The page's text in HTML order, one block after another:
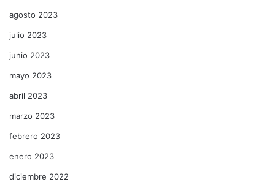
agosto 2023
julio 2023
junio 2023
mayo 2023
abril 2023
marzo 2023
febrero 2023
enero 2023
diciembre 2022